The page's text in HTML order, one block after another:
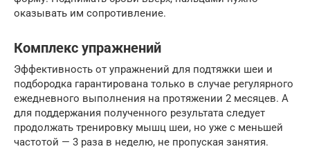
оказывать им сопротивление.
Комплекс упражнений
Эффективность от упражнений для подтяжки шеи и
подбородка гарантирована только в случае регулярного
ежедневного выполнения на протяжении 2 месяцев. А
для поддержания полученного результата следует
продолжать тренировку мышц шеи, но уже с меньшей
частотой — 3 раза в неделю, не пропуская занятия.